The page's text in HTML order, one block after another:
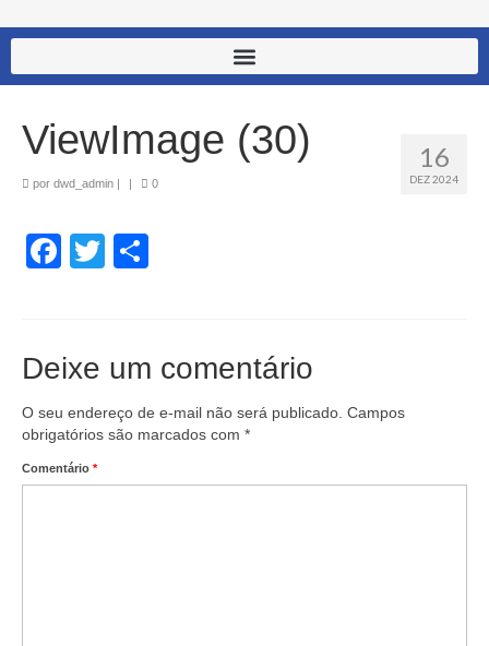
16
DEZ 2024
ViewImage (30)
por dwd_admin 0
Facebook
Twitter
Deixe um comentário
O seu endereço de e-mail não será publicado. Campos
obrigatórios são marcados com *
Comentário *